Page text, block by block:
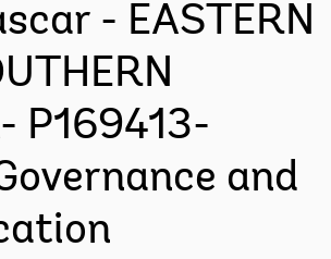
- EASTERN
P169413-
and